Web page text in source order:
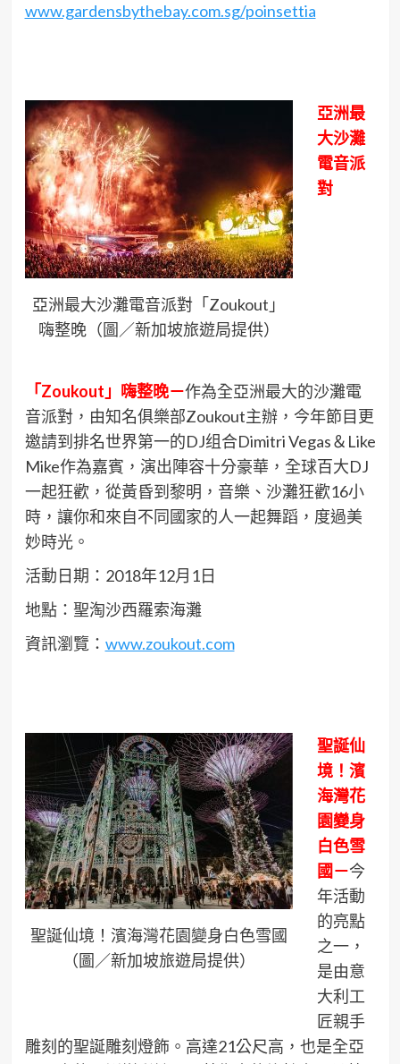
www.gardensbythebay.com.sg/poinsettia
亞洲最大沙灘電音派對「Zoukout」
嗨整晚（圖／新加坡旅遊局提供）
亞洲最
大沙灘
電音派
對
「Zoukout」嗨整晚－作為全亞洲最大的沙灘電
音派對，由知名俱樂部Zoukout主辦，今年節目更
邀請到排名世界第一的DJ组合Dimitri Vegas＆Like
Mike作為嘉賓，演出陣容十分豪華，全球百大DJ
一起狂歡，從黃昏到黎明，音樂、沙灘狂歡16小
時，讓你和來自不同國家的人一起舞蹈，度過美
妙時光。
活動日期：2018年12月1日
地點：聖淘沙西羅索海灘
資訊瀏覽： www.zoukout.com
聖誕仙境！濱海灣花園變身白色雪國
（圖／新加坡旅遊局提供）
聖誕仙
境！濱
海灣花
園變身
白色雪
國－今
年活動
的亮點
之一，
是由意
大利工
匠親手
雕刻的聖誕雕刻燈飾。高達21公尺高，也是全亞